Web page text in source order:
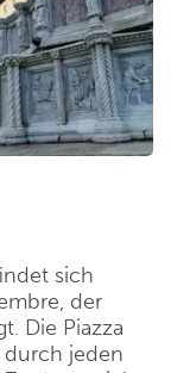
sich
der
Die Piazza
jeden